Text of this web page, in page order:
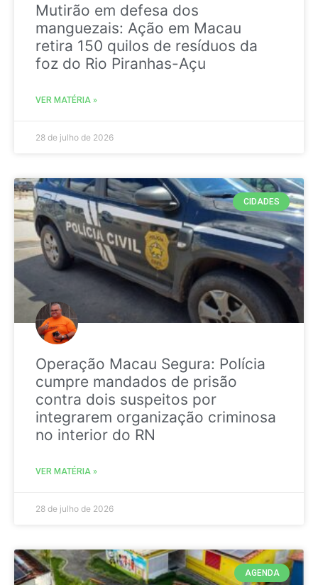
Mutirão em defesa dos
manguezais: Ação em Macau
retira 150 quilos de resíduos da
foz do Rio Piranhas-Açu
VER MATÉRIA »
28 de julho de 2026
CIDADES
Operação Macau Segura: Polícia
cumpre mandados de prisão
contra dois suspeitos por
integrarem organização criminosa
no interior do RN
VER MATÉRIA »
28 de julho de 2026
AGENDA